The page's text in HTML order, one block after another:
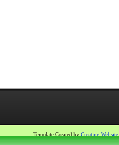
Template Created by Creating Website